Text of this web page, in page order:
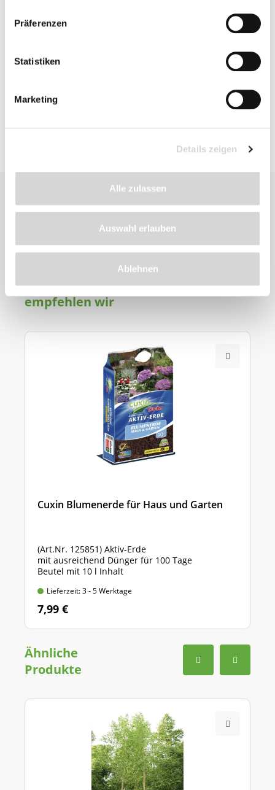
Präferenzen
Statistiken
Marketing
Details zeigen
Alle zulassen
Auswahl erlauben
Ablehnen
Produkt
empfehlen wir
Cuxin Blumenerde für Haus und Garten
(Art.Nr. 125851) Aktiv-Erde
mit ausreichend Dünger für 100 Tage
Beutel mit 10 l Inhalt
Lieferzeit: 3 - 5 Werktage
7,99 €
Ähnliche
Produkte